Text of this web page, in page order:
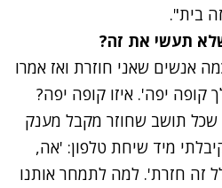
בית".
תעשי את זה?
אנשים שאני חוזרת ואז אמרו
קופה יפה'. איזו קופה יפה?
שכל תושב שחוזר מקבל מענק
קיבלתי מיד שיחת טלפון: 'אה,
זה חזרת'. למה לתמחר אותנו